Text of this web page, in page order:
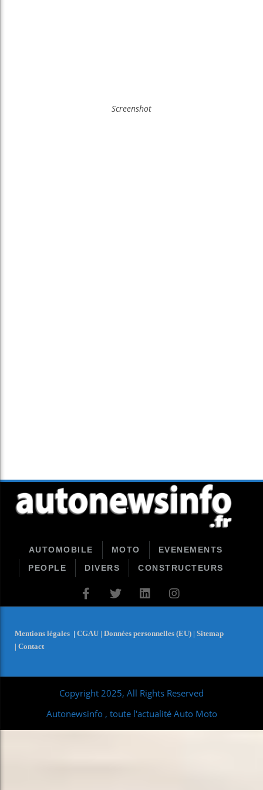
Screenshot
AUTOMOBILE MOTO
EVENEMENTS
PEOPLE
DIVERS CONSTRUCTEURS
Mentions légales | CGAU | Données personnelles (EU) | Sitemap
| Contact
Copyright 2025, All Rights Reserved
Autonewsinfo , toute l'actualité Auto Moto